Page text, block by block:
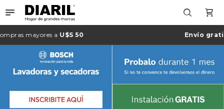

aU$S 50 Envío gratisen